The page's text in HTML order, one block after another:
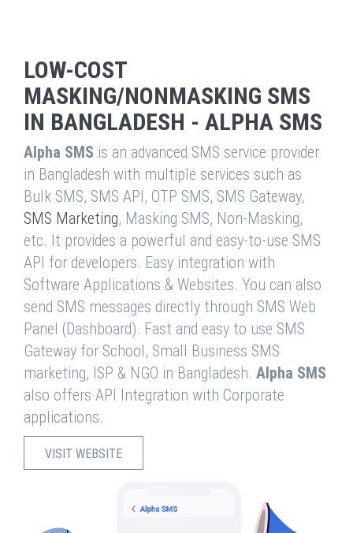
LOW-COST
MASKING/NONMASKING SMS
IN BANGLADESH - ALPHA SMS
Alpha SMS is an advanced SMS service provider
in Bangladesh with multiple services such as
Bulk SMS, SMS API, OTP SMS, SMS Gateway,
SMS Marketing, Masking SMS, Non-Masking,
etc. It provides a powerful and easy-to-use SMS
API for developers. Easy integration with
Software Applications & Websites. You can also
send SMS messages directly through SMS Web
Panel (Dashboard). Fast and easy to use SMS
Gateway for School, Small Business SMS
marketing, ISP & NGO in Bangladesh. Alpha SMS
also offers API Integration with Corporate
applications.
VISIT WEBSITE